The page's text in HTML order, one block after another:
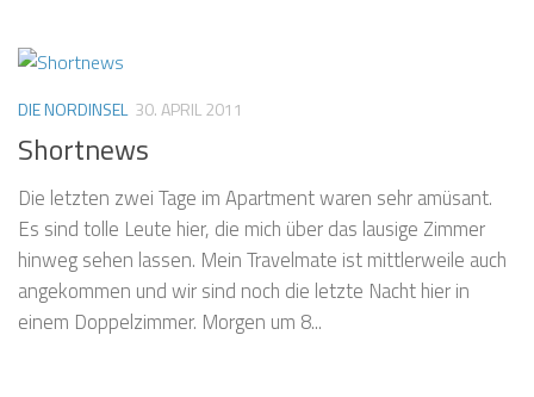
DIE NORDINSEL 30. APRIL 2011
Shortnews
Die letzten zwei Tage im Apartment waren sehr amüsant.
Es sind tolle Leute hier, die mich über das lausige Zimmer
hinweg sehen lassen. Mein Travelmate ist mittlerweile auch
angekommen und wir sind noch die letzte Nacht hier in
einem Doppelzimmer. Morgen um 8...